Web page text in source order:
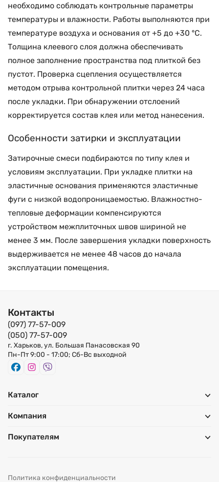
необходимо соблюдать контрольные параметры
температуры и влажности. Работы выполняются при
температуре воздуха и основания от +5 до +30 °C.
Толщина клеевого слоя должна обеспечивать
полное заполнение пространства под плиткой без
пустот. Проверка сцепления осуществляется
методом отрыва контрольной плитки через 24 часа
после укладки. При обнаружении отслоений
корректируется состав клея или метод нанесения.
Особенности затирки и эксплуатации
Затирочные смеси подбираются по типу клея и
условиям эксплуатации. При укладке плитки на
эластичные основания применяются эластичные
фуги с низкой водопроницаемостью. Влажностно-
тепловые деформации компенсируются
устройством межплиточных швов шириной не
менее 3 мм. После завершения укладки поверхность
выдерживается не менее 48 часов до начала
эксплуатации помещения.
Контакты
(097) 77-57-009
(050) 77-57-009
г. Харьков, ул. Большая Панасовская 90
Пн-Пт 9:00 - 17:00; Сб-Вс выходной
Каталог
Компания
Покупателям
Политика конфиденциальности